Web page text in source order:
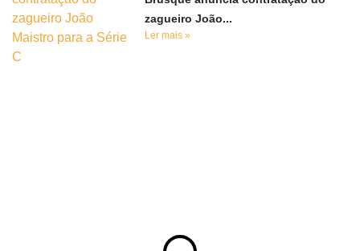
zagueiro João...
Ler mais »